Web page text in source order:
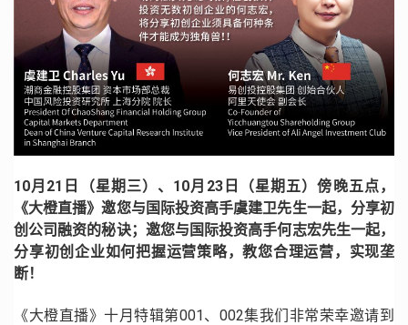
10月21日（星期三）、10月23日（星期五）傍晚五点，
《大橙直播》邀您与国际投资高手虞建卫先生一起，分享初
创公司融资的秘诀；邀您与国际投资高手何志宏先生一起，
分享初创企业如何把握运营策略，教您合理运营，实现垄
断！
《大橙直播》十月特辑第001、002集我们非常荣幸邀请到